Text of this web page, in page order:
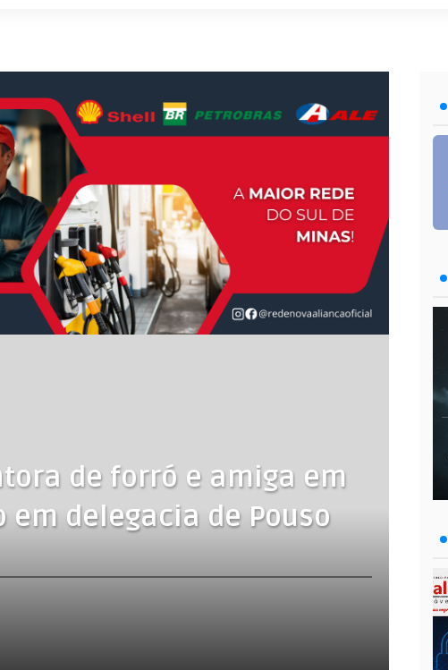
de forró e amiga em
em delegacia de Pouso